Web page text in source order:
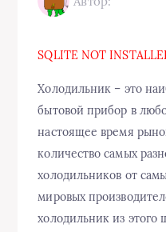
SQLITE NOT
Холодильник – это
бытовой прибор в
настоящее время
количество самых
холодильников от
мировых
холодильник из этого